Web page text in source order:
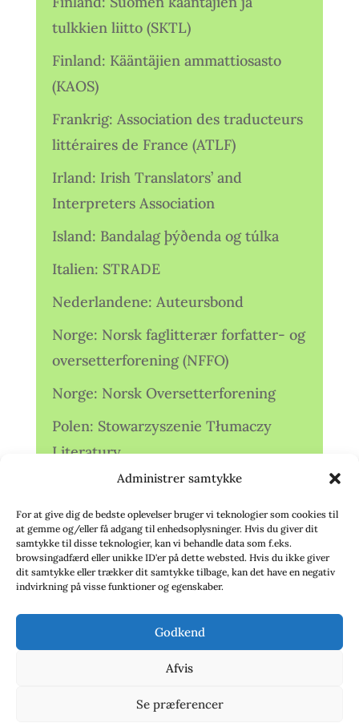
Administrer samtykke
For at give dig de bedste oplevelser bruger vi teknologier som cookies til
at gemme og/eller få adgang til enhedsoplysninger. Hvis du giver dit
samtykke til disse teknologier, kan vi behandle data som f.eks.
browsingadfærd eller unikke ID'er på dette websted. Hvis du ikke giver
dit samtykke eller trækker dit samtykke tilbage, kan det have en negativ
indvirkning på visse funktioner og egenskaber.
Godkend
Afvis
Se præferencer
tulkkien liitto (SKTL)
Finland: Kääntäjien ammattiosasto
(KAOS)
Frankrig: Association des traducteurs
littéraires de France (ATLF)
Irland: Irish Translators’ and
Interpreters Association
Island: Bandalag þýðenda og túlka
Italien: STRADE
Nederlandene: Auteursbond
Norge: Norsk faglitterær forfatter- og
oversetterforening (NFFO)
Norge: Norsk Oversetterforening
Polen: Stowarzyszenie Tłumaczy
Literatury
Storbritannien: Translators
Association (TA)
Sverige: Översättarsektionen (Ö.)
Sverige: Översättarcentrum (ÖC)
deutschsprachiger Übersetzer (VdÜ)
© 2020 - Babelfisken